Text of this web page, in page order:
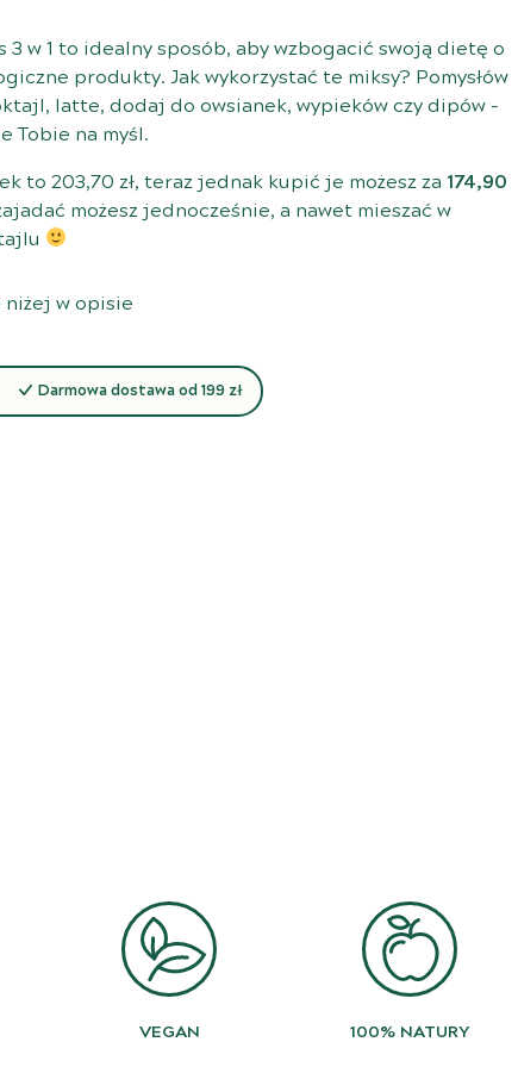
w 1 to idealny sposób, aby wzbogacić swoją dietę o
produkty. Jak wykorzystać te miksy? Pomysłów
latte, dodaj do owsianek, wypieków czy dipów –
Tobie na myśl.
to 203,70 zł, teraz jednak kupić je możesz za 174,90
możesz jednocześnie, a nawet mieszać w
niżej w opisie
Darmowa dostawa od 199 zł
VEGAN 100% NATURY